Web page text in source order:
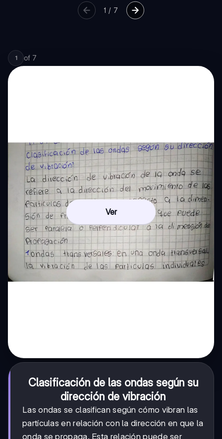
1 / 7
1 of 7
Ver
Clasificación de las ondas según su
dirección de vibración
Las ondas se clasifican según cómo vibran las
partículas en relación con la dirección en que la
onda se propaga. Esta relación puede ser